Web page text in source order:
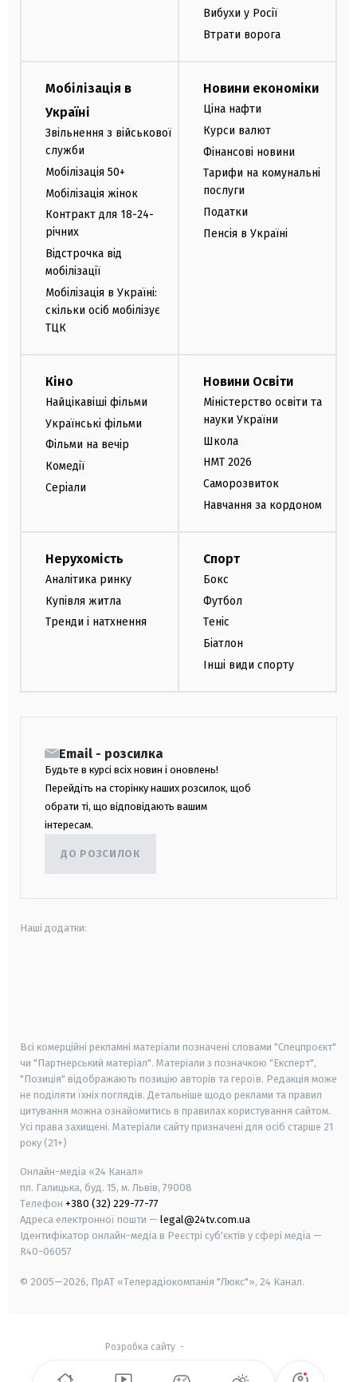
Вибухи у Росії
Втрати ворога
Мобілізація в
Україні
Звільнення з військової
служби
Мобілізація 50+
Мобілізація жінок
Контракт для 18-24-
річних
Відстрочка від
мобілізації
Мобілізація в Україні:
скільки осіб мобілізує
ТЦК
Новини економіки
Ціна нафти
Курси валют
Фінансові новини
Тарифи на комунальні
послуги
Податки
Пенсія в Україні
Кіно
Найцікавіші фільми
Українські фільми
Фільми на вечір
Комедії
Серіали
Новини Освіти
Міністерство освіти та
науки України
Школа
НМТ 2026
Саморозвиток
Навчання за кордоном
Нерухомість
Аналітика ринку
Купівля житла
Тренди і натхнення
Спорт
Бокс
Футбол
Теніс
Біатлон
Інші види спорту
Email - розсилка
Будьте в курсі всіх новин і оновлень!
Перейдіть на сторінку наших розсилок, щоб
обрати ті, що відповідають вашим
інтересам.
ДО РОЗСИЛОК
Наші додатки:
Всі комерційні рекламні матеріали позначені словами "Спецпроєкт"
чи "Партнерський матеріал". Матеріали з позначкою "Експерт",
"Позиція" відображають позицію авторів та героїв. Редакція може
не поділяти їхніх поглядів. Детальніше щодо реклами та правил
цитування можна ознайомитись в правилах користування сайтом.
Усі права захищені. Матеріали сайту призначені для осіб старше 21
року (21+)
Онлайн-медіа «24 Канал»
пл. Галицька, буд. 15, м. Львів, 79008
Телефон +380 (32) 229-77-77
Адреса електронної пошти — legal@24tv.com.ua
Ідентифікатор онлайн-медіа в Реєстрі суб'єктів у сфері медіа —
R40-06057
© 2005—2026, ПрАТ «Телерадіокомпанія "Люкс"», 24 Канал.
Розробка сайту-